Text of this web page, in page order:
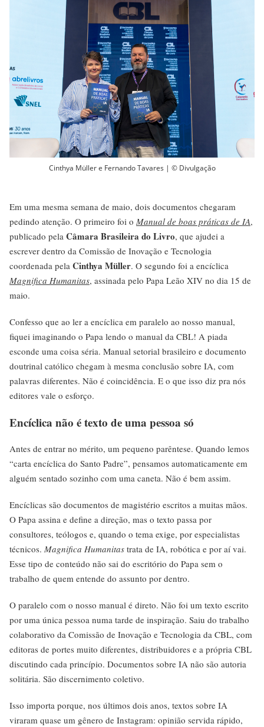
Cinthya Müller e Fernando Tavares | © Divulgação
Em uma mesma semana de maio, dois documentos chegaram
pedindo atenção. O primeiro foi o Manual de boas práticas de IA,
publicado pela Câmara Brasileira do Livro, que ajudei a
escrever dentro da Comissão de Inovação e Tecnologia
coordenada pela Cinthya Müller. O segundo foi a encíclica
Magnifica Humanitas, assinada pelo Papa Leão XIV no dia 15 de
maio.
Confesso que ao ler a encíclica em paralelo ao nosso manual,
fiquei imaginando o Papa lendo o manual da CBL! A piada
esconde uma coisa séria. Manual setorial brasileiro e documento
doutrinal católico chegam à mesma conclusão sobre IA, com
palavras diferentes. Não é coincidência. E o que isso diz pra nós
editores vale o esforço.
Encíclica não é texto de uma pessoa só
Antes de entrar no mérito, um pequeno parêntese. Quando lemos
“carta encíclica do Santo Padre”, pensamos automaticamente em
alguém sentado sozinho com uma caneta. Não é bem assim.
Encíclicas são documentos de magistério escritos a muitas mãos.
O Papa assina e define a direção, mas o texto passa por
consultores, teólogos e, quando o tema exige, por especialistas
técnicos. Magnifica Humanitas trata de IA, robótica e por aí vai.
Esse tipo de conteúdo não sai do escritório do Papa sem o
trabalho de quem entende do assunto por dentro.
O paralelo com o nosso manual é direto. Não foi um texto escrito
por uma única pessoa numa tarde de inspiração. Saiu do trabalho
colaborativo da Comissão de Inovação e Tecnologia da CBL, com
editoras de portes muito diferentes, distribuidores e a própria CBL
discutindo cada princípio. Documentos sobre IA não são autoria
solitária. São discernimento coletivo.
Isso importa porque, nos últimos dois anos, textos sobre IA
viraram quase um gênero de Instagram: opinião servida rápido,